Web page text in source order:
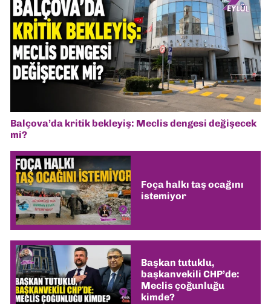
Balçova’da kritik bekleyiş: Meclis dengesi değişecek
mi?
Foça halkı taş ocağını
istemiyor
Başkan tutuklu,
başkanvekili CHP’de:
Meclis çoğunluğu
kimde?